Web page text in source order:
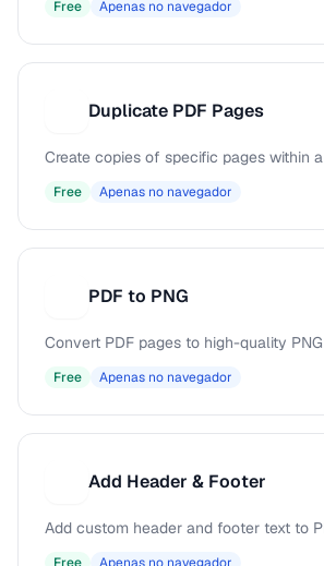
Free Apenas no navegador
Duplicate PDF Pages
Create copies of specific pages within a
Free Apenas no navegador
PDF to PNG
Convert PDF pages to high-quality
Free Apenas no navegador
Add Header & Footer
Add custom header and footer text to